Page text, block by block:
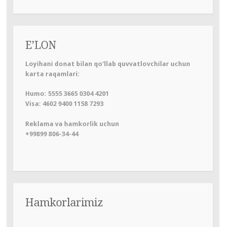
E’LON
Loyihani donat bilan qo‘llab quvvatlovchilar uchun
karta raqamlari:
Humo: 5555 3665 0304 4201
Visa: 4602 9400 1158 7293
Reklama va hamkorlik uchun
+99899 806-34-44
Hamkorlarimiz